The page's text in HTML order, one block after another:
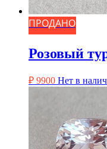
ПРОДАНО
Розовый
₽ 9900 Нет в